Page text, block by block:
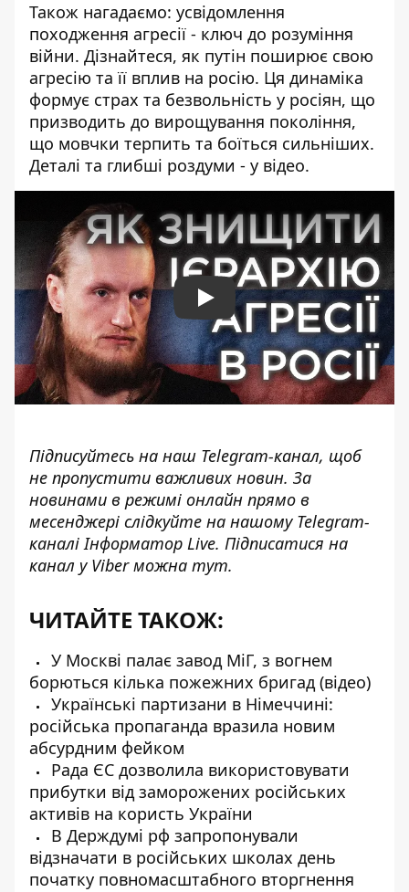
Також нагадаємо: усвідомлення
походження агресії - ключ до розуміння
війни. Дізнайтеся, як путін поширює свою
агресію та її вплив на росію. Ця динаміка
формує страх та безвольність у росіян, що
призводить до вирощування покоління,
що мовчки терпить та боїться сильніших.
Деталі та глибші роздуми - у відео.
Play
Підписуйтесь на наш Telegram-канал, щоб
не пропустити важливих новин. За
новинами в режимі онлайн прямо в
месенджері слідкуйте на нашому Telegram-
каналіІнформатор Live. Підписатися на
канал у Viber можна тут.
ЧИТАЙТЕ ТАКОЖ:
У Москві палає завод МіГ, з вогнем
борються кілька пожежних бригад (відео)
Українські партизани в Німеччині:
російська пропаганда вразила новим
абсурдним фейком
Рада ЄС дозволила використовувати
прибутки від заморожених російських
активів на користь України
В Держдумі рф запропонували
відзначати в російських школах день
початку повномасштабного вторгнення